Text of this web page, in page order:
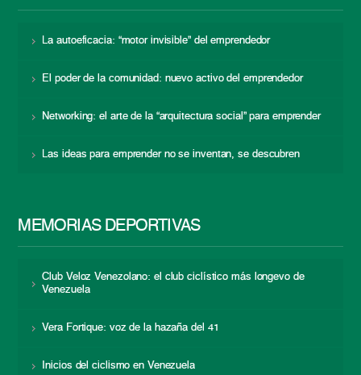
La autoeficacia: “motor invisible” del emprendedor
El poder de la comunidad: nuevo activo del emprendedor
Networking: el arte de la “arquitectura social” para emprender
Las ideas para emprender no se inventan, se descubren
MEMORIAS DEPORTIVAS
Club Veloz Venezolano: el club ciclístico más longevo de
Venezuela
Vera Fortique: voz de la hazaña del 41
Inicios del ciclismo en Venezuela